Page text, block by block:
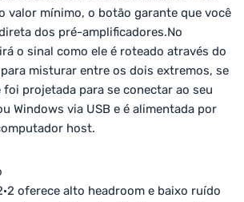
valor mínimo, o botão garante que você
dos pré-amplificadores.No
o sinal como ele é roteado através do
para misturar entre os dois extremos, se
foi projetada para se conectar ao seu
Windows via USB e é alimentada por
host.
oferece alto headroom e baixo ruído